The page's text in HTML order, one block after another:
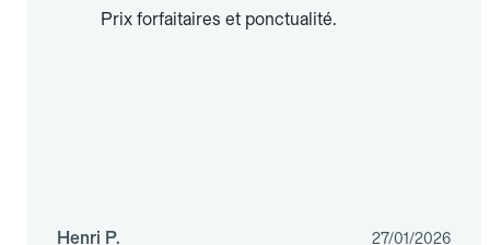
Prix forfaitaires et ponctualité.
Henri P. 27/01/2026